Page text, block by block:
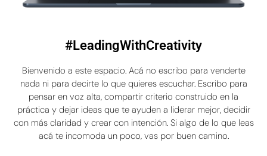
#LeadingWithCreativity
Bienvenido a este espacio. Acá no escribo para venderte
nada ni para decirte lo que quieres escuchar. Escribo para
pensar en voz alta, compartir criterio construido en la
práctica y dejar ideas que te ayuden a liderar mejor, decidir
con más claridad y crear con intención. Si algo de lo que leas
acá te incomoda un poco, vas por buen camino.